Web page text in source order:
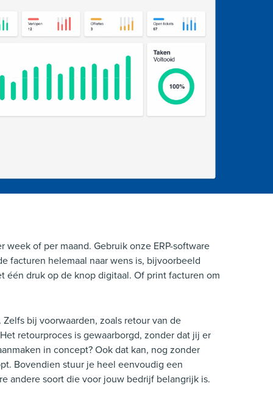
of per maand. Gebruik onze ERP-software
facturen helemaal naar wens is, bijvoorbeeld
één druk op de knop digitaal. Of print facturen om
bij voorwaarden, zoals retour van de
retourproces is gewaarborgd, zonder dat jij er
in concept? Ook dat kan, nog zonder
Bovendien stuur je heel eenvoudig een
andere soort die voor jouw bedrijf belangrijk is.